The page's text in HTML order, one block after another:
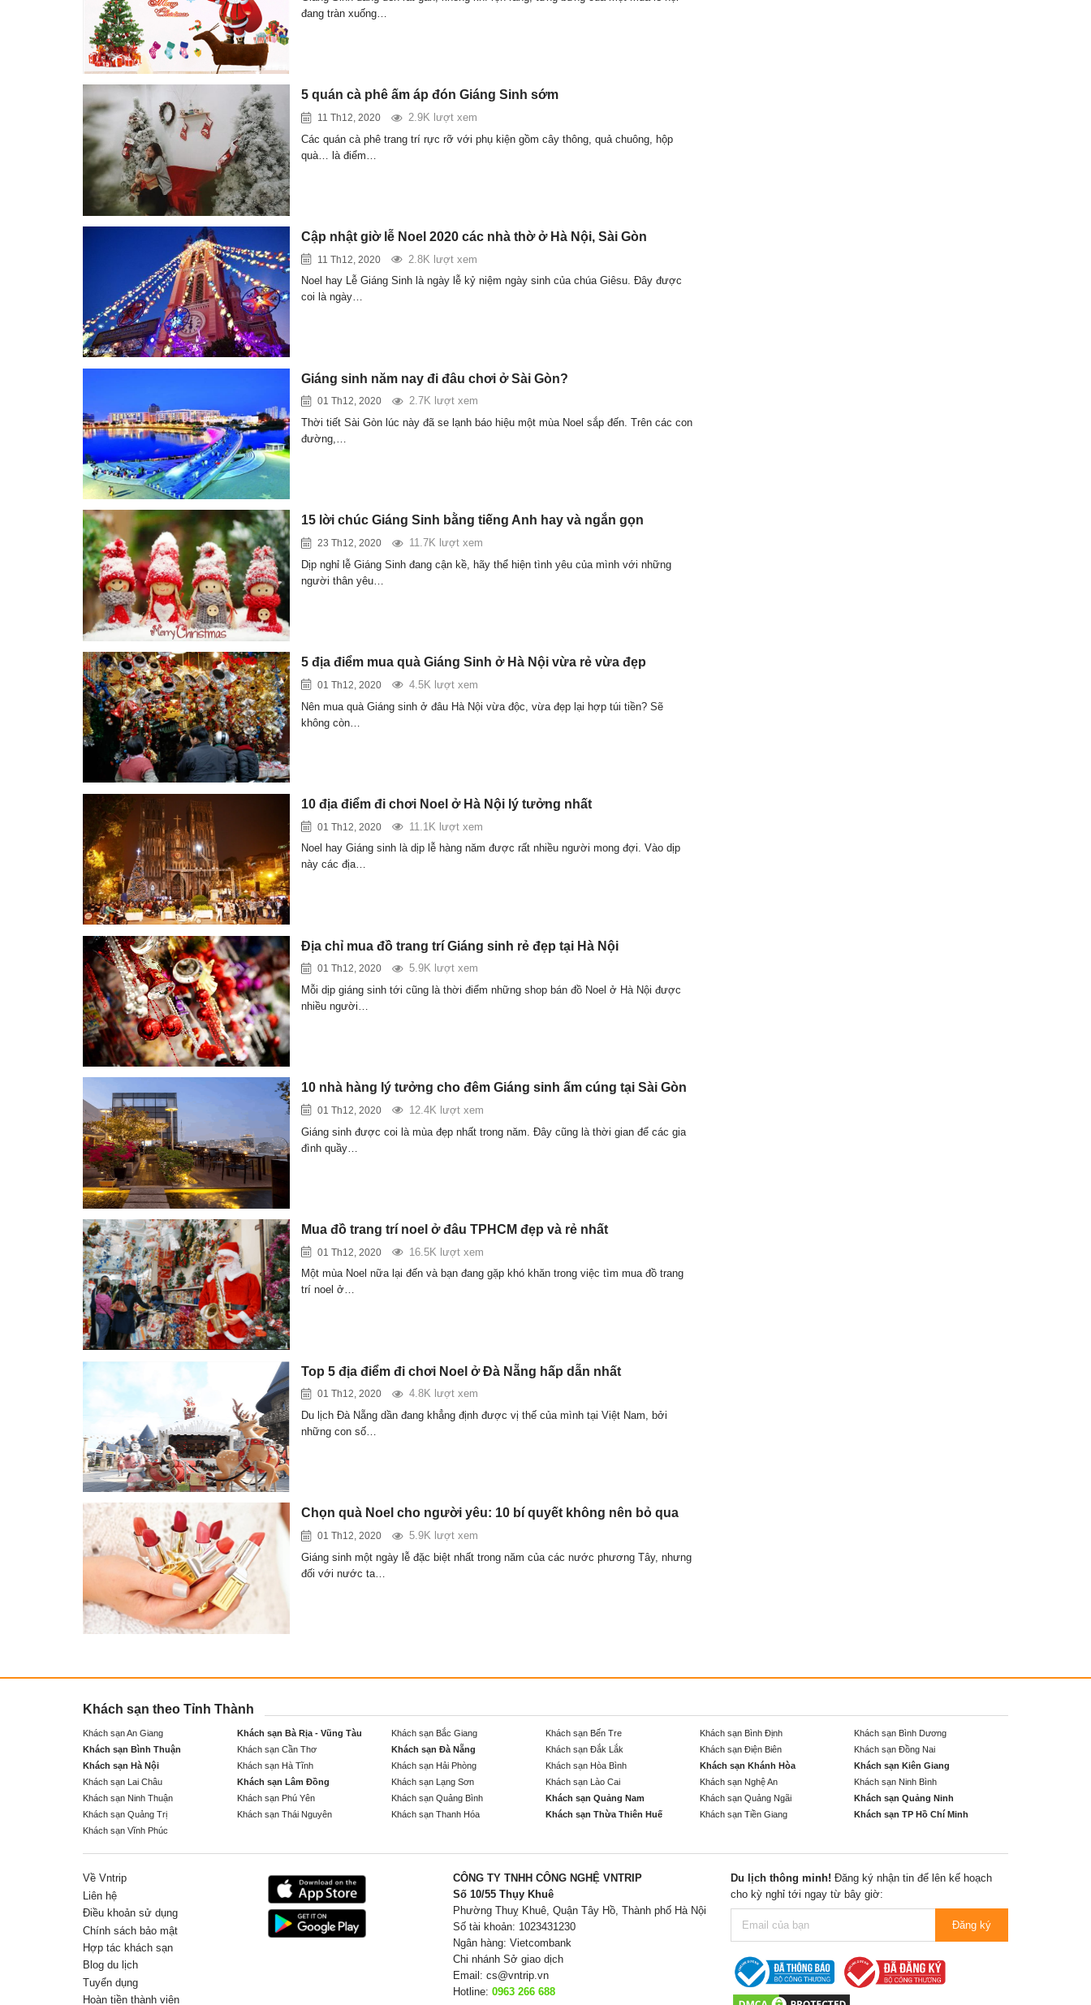
đang tràn xuống…
5 quán cà phê ấm áp đón Giáng Sinh sớm
11 Th12, 2020
2.9K lượt xem
Các quán cà phê trang trí rực rỡ với phụ kiện gồm cây thông, quả chuông, hộp
quà… là điểm…
Cập nhật giờ lễ Noel 2020 các nhà thờ ở Hà Nội, Sài Gòn
11 Th12, 2020
2.8K lượt xem
Noel hay Lễ Giáng Sinh là ngày lễ kỷ niệm ngày sinh của chúa Giêsu. Đây được
coi là ngày…
Giáng sinh năm nay đi đâu chơi ở Sài Gòn?
01 Th12, 2020
2.7K lượt xem
Thời tiết Sài Gòn lúc này đã se lạnh báo hiệu một mùa Noel sắp đến. Trên các con
đường,…
15 lời chúc Giáng Sinh bằng tiếng Anh hay và ngắn gọn
23 Th12, 2020
11.7K lượt xem
Dịp nghỉ lễ Giáng Sinh đang cận kề, hãy thể hiện tình yêu của mình với những
người thân yêu…
5 địa điểm mua quà Giáng Sinh ở Hà Nội vừa rẻ vừa đẹp
01 Th12, 2020
4.5K lượt xem
Nên mua quà Giáng sinh ở đâu Hà Nội vừa độc, vừa đẹp lại hợp túi tiền? Sẽ
không còn…
10 địa điểm đi chơi Noel ở Hà Nội lý tưởng nhất
01 Th12, 2020
11.1K lượt xem
Noel hay Giáng sinh là dịp lễ hàng năm được rất nhiều người mong đợi. Vào dịp
này các địa…
Địa chỉ mua đồ trang trí Giáng sinh rẻ đẹp tại Hà Nội
01 Th12, 2020
5.9K lượt xem
Mỗi dịp giáng sinh tới cũng là thời điểm những shop bán đồ Noel ở Hà Nội được
nhiều người…
10 nhà hàng lý tưởng cho đêm Giáng sinh ấm cúng tại Sài Gòn
01 Th12, 2020
12.4K lượt xem
Giáng sinh được coi là mùa đẹp nhất trong năm. Đây cũng là thời gian để các gia
đình quầy…
Mua đồ trang trí noel ở đâu TPHCM đẹp và rẻ nhất
01 Th12, 2020
16.5K lượt xem
Một mùa Noel nữa lại đến và bạn đang gặp khó khăn trong việc tìm mua đồ trang
trí noel ở…
Top 5 địa điểm đi chơi Noel ở Đà Nẵng hấp dẫn nhất
01 Th12, 2020
4.8K lượt xem
Du lịch Đà Nẵng dần đang khẳng định được vị thế của mình tại Việt Nam, bởi
những con số…
Chọn quà Noel cho người yêu: 10 bí quyết không nên bỏ qua
01 Th12, 2020
5.9K lượt xem
Giáng sinh một ngày lễ đặc biệt nhất trong năm của các nước phương Tây, nhưng
đối với nước ta…
Khách sạn theo Tỉnh Thành
Khách sạn An Giang Khách sạn Bà Rịa - Vũng Tàu Khách sạn Bắc Giang Khách sạn Bến Tre Khách sạn Bình Định
Khách sạn Bình Dương
Khách sạn Bình Thuận
Khách sạn Cần Thơ Khách sạn Đà Nẵng Khách sạn Đắk Lắk Khách sạn Điện Biên
Khách sạn Đồng Nai
Khách sạn Hà Nội
Khách sạn Hà Tĩnh Khách sạn Hải Phòng Khách sạn Hòa Bình Khách sạn Khánh Hòa
Khách sạn Kiên Giang
Khách sạn Lai Châu
Khách sạn Lâm Đồng Khách sạn Lạng Sơn Khách sạn Lào Cai Khách sạn Nghệ An
Khách sạn Ninh Bình
Khách sạn Ninh Thuận
Khách sạn Phú Yên Khách sạn Quảng Bình Khách sạn Quảng Nam Khách sạn Quảng Ngãi
Khách sạn Quảng Ninh
Khách sạn Quảng Trị
Khách sạn Thái Nguyên Khách sạn Thanh Hóa Khách sạn Thừa Thiên Huế Khách sạn Tiền Giang
Khách sạn TP Hồ Chí Minh
Khách sạn Vĩnh Phúc
Về Vntrip
Liên hệ
Điều khoản sử dụng
Chính sách bảo mật
Hợp tác khách sạn
Blog du lịch
Tuyển dụng
Hoàn tiền thành viên
CÔNG TY TNHH CÔNG NGHỆ VNTRIP
Số 10/55 Thụy Khuê
Phường Thuỵ Khuê, Quận Tây Hồ, Thành phố Hà Nội
Số tài khoản: 1023431230
Ngân hàng: Vietcombank
Chi nhánh Sở giao dịch
Email: cs@vntrip.vn
Hotline: 0963 266 688
Du lịch thông minh! Đăng ký nhận tin để lên kế hoạch
cho kỳ nghỉ tới ngay từ bây giờ:
Đăng ký